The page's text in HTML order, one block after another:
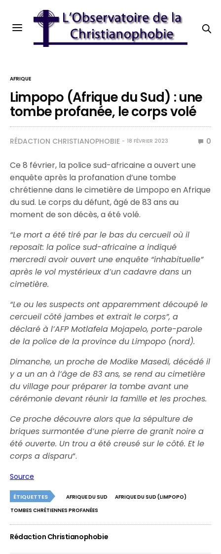
AFRIQUE
Limpopo (Afrique du Sud) : une
tombe profanée, le corps volé
RÉDACTION CHRISTIANOPHOBIE 18 FÉVRIER 2023 0
Ce 8 février, la police sud-africaine a ouvert une
enquête après la profanation d’une tombe
chrétienne dans le cimetière de Limpopo en Afrique
du sud. Le corps du défunt, âgé de 83 ans au
moment de son décès, a été volé.
“Le mort a été tiré par le bas du cercueil où il
reposait: la police sud-africaine a indiqué
mercredi avoir ouvert une enquête “inhabituelle”
après le vol mystérieux d’un cadavre dans un
cimetière.
“Le ou les suspects ont apparemment découpé le
cercueil côté jambes et extrait le corps”, a
déclaré à l’AFP Motlafela Mojapelo, porte-parole
de la police de la province du Limpopo (nord).
Dimanche, un proche de Modike Masedi, décédé il
y a un an à l’âge de 83 ans, se rend au cimetière
du village pour préparer la tombe avant une
cérémonie devant réunir la famille et les proches.
Ce proche découvre alors que la sépulture de
briques surmontée d’une pierre de granit noire a
été ouverte. Un trou a été creusé sur le côté. Et le
corps a disparu“.
Source
ÉTIQUETTES AFRIQUE DU SUD
AFRIQUE DU SUD (LIMPOPO)
TOMBES CHRÉTIENNES PROFANÉES
Rédaction Christianophobie